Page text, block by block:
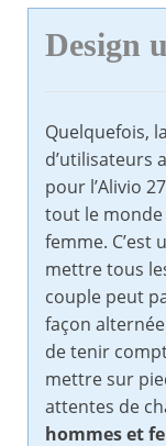
Design
Quelquefois,
d’utilisateurs
pour l’Alivio
tout le
femme.
mettre tous
couple peut
façon
de tenir
mettre sur
attentes de
hommes et